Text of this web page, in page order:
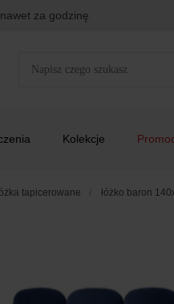
za godzinę
Kolekcje
tapicerowane łóżko baron